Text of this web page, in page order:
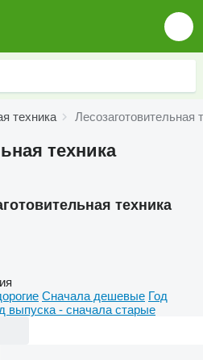
техника Лесозаготовительная
техника
техника
Сначала дешевые Год
выпуска - сначала старые